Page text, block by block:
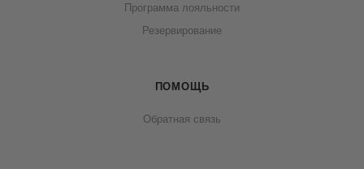
Программа лояльности
Резервирование
ПОМОЩЬ
Обратная связь